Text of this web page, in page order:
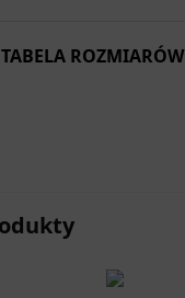
TABELA ROZMIARÓW